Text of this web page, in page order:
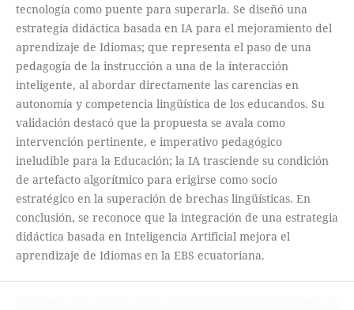
tecnología como puente para superarla. Se diseñó una
estrategia didáctica basada en IA para el mejoramiento del
aprendizaje de Idiomas; que representa el paso de una
pedagogía de la instrucción a una de la interacción
inteligente, al abordar directamente las carencias en
autonomía y competencia lingüística de los educandos. Su
validación destacó que la propuesta se avala como
intervención pertinente, e imperativo pedagógico
ineludible para la Educación; la IA trasciende su condición
de artefacto algorítmico para erigirse como socio
estratégico en la superación de brechas lingüísticas. En
conclusión, se reconoce que la integración de una estrategia
didáctica basada en Inteligencia Artificial mejora el
aprendizaje de Idiomas en la EBS ecuatoriana.